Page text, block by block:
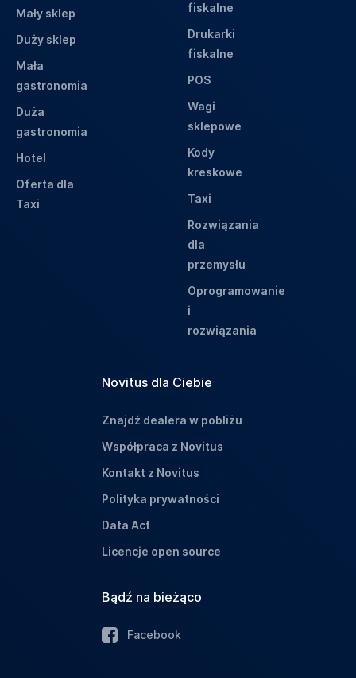
Mały sklep
Duży sklep
Mała
gastronomia
Duża
gastronomia
Hotel
Oferta dla
Taxi
fiskalne
Drukarki
fiskalne
POS
Wagi
sklepowe
Kody
kreskowe
Taxi
Rozwiązania
dla
przemysłu
Oprogramowanie
i
rozwiązania
Novitus dla Ciebie
Znajdź dealera w pobliżu
Współpraca z Novitus
Kontakt z Novitus
Polityka prywatności
Data Act
Licencje open source
Bądź na bieżąco
Facebook